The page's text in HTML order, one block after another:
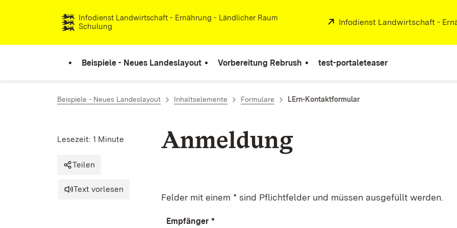
Zum Inhalt springenInfodienst Landwirtschaft - Ernährung - Ländlicher Raum
Schulung
Extern:
Infodienst Landwirtschaft -
Beispiele - Neues Landeslayout Vorbereitung Rebrush test-portaleteaser
Beispiele - Neues Landeslayout Inhaltselemente Formulare LErn-Kontaktformular
Anmeldung
Lesezeit: 1 Minute
Teilen
Text vorlesen
Felder mit einem * sind Pflichtfelder und müssen ausgefüllt werden.
Empfänger *